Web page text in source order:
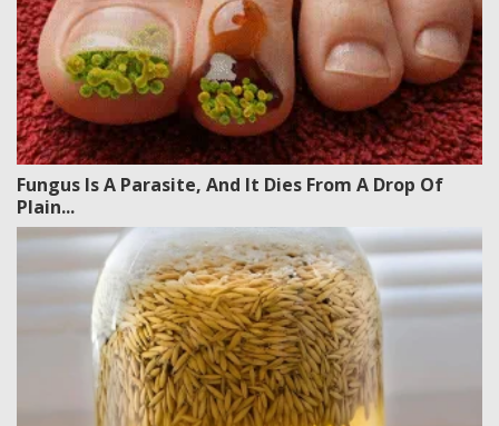
Fungus Is A Parasite, And It Dies From A Drop Of
Plain...